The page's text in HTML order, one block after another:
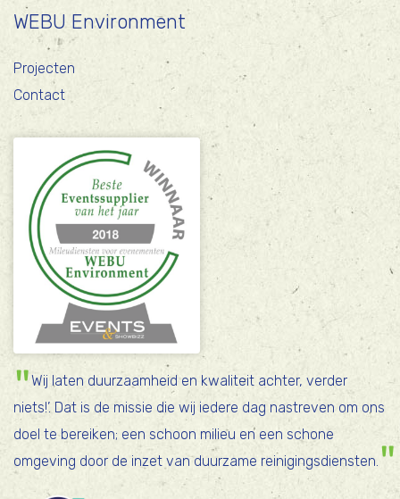
WEBU Environment
Projecten
Contact
Wij laten duurzaamheid en kwaliteit achter, verder
niets!’. Dat is de missie die wij iedere dag nastreven om ons
doel te bereiken; een schoon milieu en een schone
omgeving door de inzet van duurzame reinigingsdiensten.